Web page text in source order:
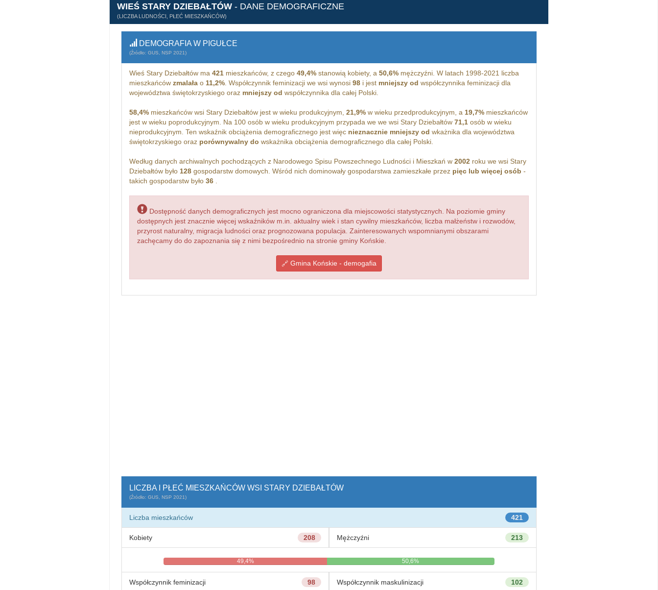
WIEŚ STARY DZIEBAŁTÓW - DANE DEMOGRAFICZNE
(LICZBA LUDNOŚCI, PŁEĆ MIESZKAŃCÓW)
DEMOGRAFIA W PIGUŁCE
(Źródło: GUS, NSP 2021)
Wieś Stary Dziebałtów ma 421mieszkańców, z czego 49,4%stanowią kobiety, a 50,6%mężczyźni. W latach 1998-2021 liczba
mieszkańców zmalałao 11,2%. Współczynnik feminizacji we wsi wynosi 98i jest mniejszy od współczynnika feminizacji dla
województwa świętokrzyskiego oraz mniejszy od współczynnika dla całej Polski.
58,4%mieszkańców wsi Stary Dziebałtów jest w wieku produkcyjnym, 21,9%w wieku przedprodukcyjnym, a 19,7%mieszkańców
jest w wieku poprodukcyjnym. Na 100 osób w wieku produkcyjnym przypada we we wsi Stary Dziebałtów 71,1osób w wieku
nieprodukcyjnym. Ten wskaźnik obciążenia demograficznego jest więc nieznacznie mniejszy od wkażnika dla województwa
świętokrzyskiego oraz porównywalny do wskażnika obciążenia demograficznego dla całej Polski.
Według danych archiwalnych pochodzących z Narodowego Spisu Powszechnego Ludności i Mieszkań w 2002roku we wsi Stary
Dziebałtów było 128gospodarstw domowych. Wśród nich dominowały gospodarstwa zamieszkałe przez pięc lub więcej osób -
takich gospodarstw było 36.
Dostępność danych demograficznych jest mocno ograniczona dla miejscowości statystycznych. Na poziomie gminy
dostępnych jest znacznie więcej wskaźników m.in. aktualny wiek i stan cywilny mieszkańców, liczba małżeństw i rozwodów,
przyrost naturalny, migracja ludności oraz prognozowana populacja. Zainteresowanych wspomnianymi obszarami
zachęcamy do do zapoznania się z nimi bezpośrednio na stronie gminy Końskie.
Gmina Końskie - demogafia
LICZBA I PŁEĆ MIESZKAŃCÓW WSI STARY DZIEBAŁTÓW
(Źródło: GUS, NSP 2021)
421
Liczba mieszkańców
208
Kobiety 213
Mężczyźni
49,4% 50,6%
98
Współczynnik feminizacji 102
Współczynnik maskulinizacji